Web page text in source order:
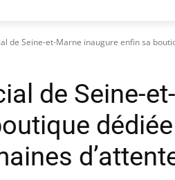
de Seine-et-Marne inaugure enfin sa
de Seine-